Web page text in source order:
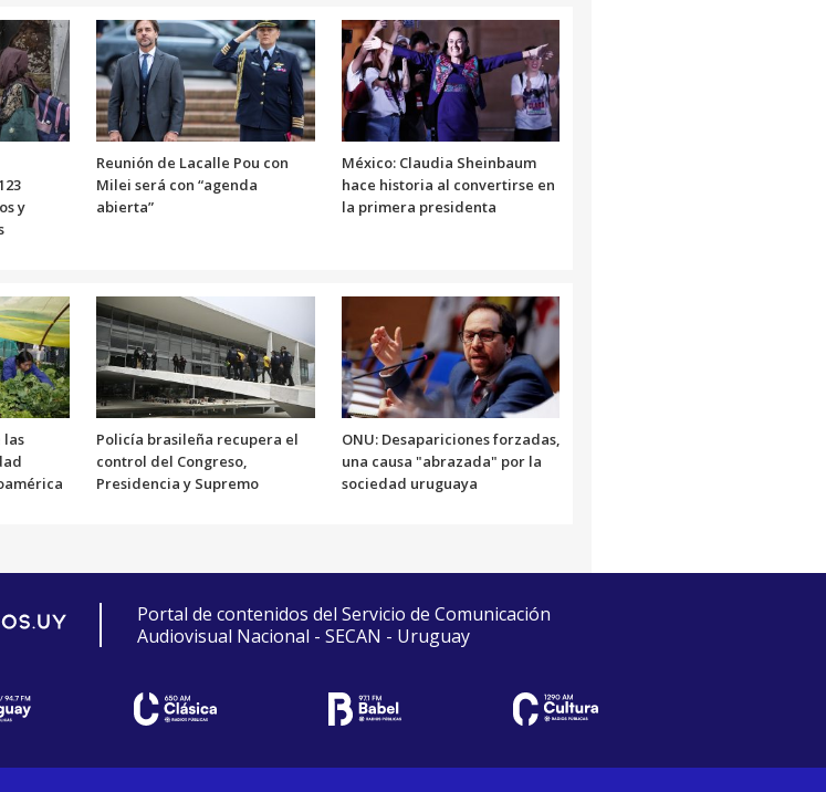
y
Reunión de Lacalle Pou con
Milei será con “agenda
abierta”
México: Claudia Sheinbaum
hace historia al convertirse en
la primera presidenta
las
Policía brasileña recupera el
control del Congreso,
Presidencia y Supremo
ONU: Desapariciones forzadas,
una causa "abrazada" por la
sociedad uruguaya
Portal de contenidos del Servicio de Comunicación
Audiovisual Nacional - SECAN - Uruguay